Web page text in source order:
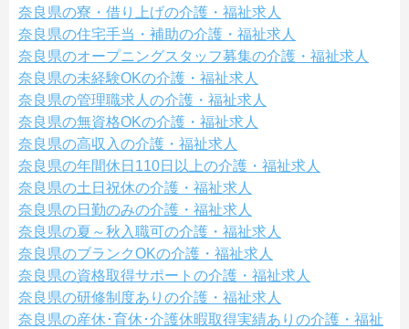
奈良県の寮・借り上げの介護・福祉求人
奈良県の住宅手当・補助の介護・福祉求人
奈良県のオープニングスタッフ募集の介護・福祉求人
奈良県の未経験OKの介護・福祉求人
奈良県の管理職求人の介護・福祉求人
奈良県の無資格OKの介護・福祉求人
奈良県の高収入の介護・福祉求人
奈良県の年間休日110日以上の介護・福祉求人
奈良県の土日祝休の介護・福祉求人
奈良県の日勤のみの介護・福祉求人
奈良県の夏～秋入職可の介護・福祉求人
奈良県のブランクOKの介護・福祉求人
奈良県の資格取得サポートの介護・福祉求人
奈良県の研修制度ありの介護・福祉求人
奈良県の産休･育休･介護休暇取得実績ありの介護・福祉